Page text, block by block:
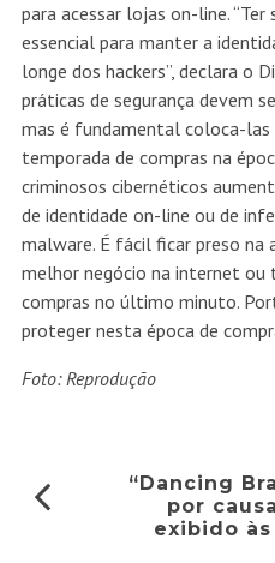
para acessar lojas on-line.
essencial para manter a
longe dos hackers”, declara o
práticas de segurança devem
mas é fundamental coloca-
temporada de compras na
criminosos cibernéticos
de identidade on-line ou de
malware. É fácil ficar preso na
melhor negócio na internet
compras no último minuto.
proteger nesta época de
Foto: Reprodução
“Dancing
por
exibido